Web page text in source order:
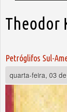
Theodor
Petróglifos Sul-
quarta-feira, 03